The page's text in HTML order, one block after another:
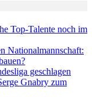
Top-Talente noch im
Nationalmannschaft:
geschlagen
Gnabry zum